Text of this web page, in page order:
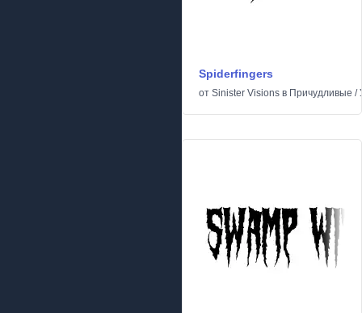
Spiderfingers
от Sinister Visions в Причудливые /